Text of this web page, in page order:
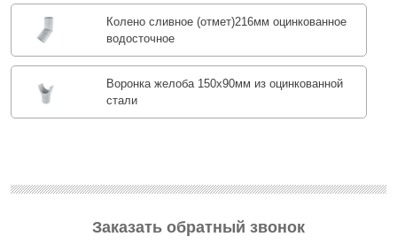
Колено сливное (отмет)216мм оцинкованное
водосточное
Воронка желоба 150x90мм из оцинкованной
стали
Заказать обратный звонок